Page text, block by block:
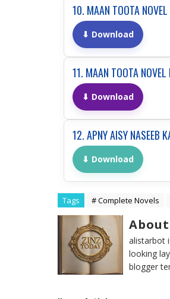
10. MAAN TOOTA
⬇ Download
11. MAAN TOOTA
⬇ Download
12. APNY AISY NASEEB
⬇ Download
Tags # Complete Novels
About
alistarbot
looking
blogger